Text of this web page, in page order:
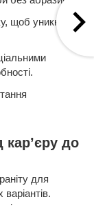
щоб уникнути
кар’єру до
для